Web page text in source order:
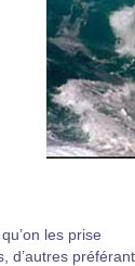
les prise
d’autres